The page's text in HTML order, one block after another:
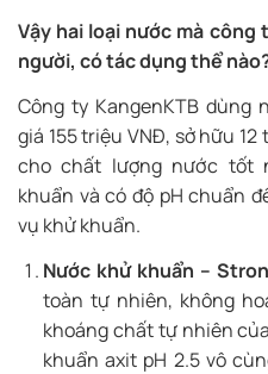
Vậy hai loại nước mà công
người, có tác dụng thể
Công ty KangenKTB dùng
giá 155 triệu VNĐ, sở hữu
cho chất lượng nước tốt
khuẩn và có độ pH chuẩn
vụ khử khuẩn.
Nước khử khuẩn –
toàn tự nhiên, không
khoáng chất tự nhiên
khuẩn axit pH 2.5 vô